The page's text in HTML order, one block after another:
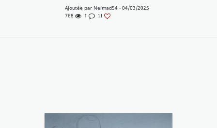
Ajoutée par Neimad54- 04/03/2025
768
1 11